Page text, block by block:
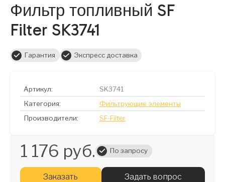
Фильтр топливный SF
Filter SK3741
Гарантия Экспресс доставка
Артикул:
SK3741
Категория:
Фильтрующие элементы
Производители:
SF-Filter
1 176 руб. По запросу
Заказать Задать вопрос